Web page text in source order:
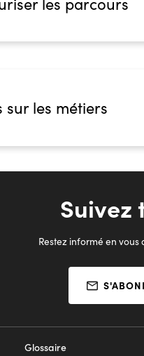
sur les métiers
Suivez
Restez informé en vous
Glossaire